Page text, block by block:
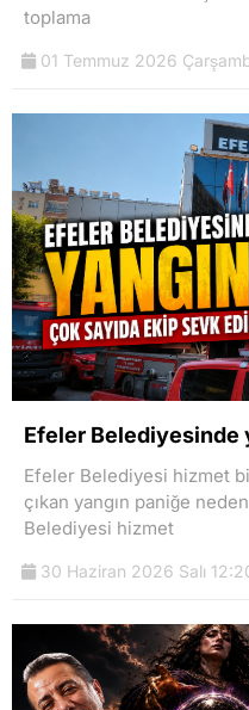
toplama
01 Temmuz 2026
Efeler Belediyesinde
Efeler Belediyesi hizmet
çıkan yangın paniğe
Belediyesi hizmet
30 Haziran 2026 Salı